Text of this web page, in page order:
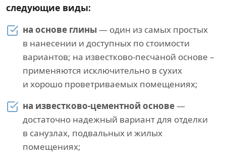
следующие виды:
на основе глины — один из самых простых
в нанесении и доступных по стоимости
вариантов; на известково-песчаной основе –
применяются исключительно в сухих
и хорошо проветриваемых помещениях;
на известково-цементной основе—
достаточно надежный вариант для отделки
в санузлах, подвальных и жилых
помещениях;